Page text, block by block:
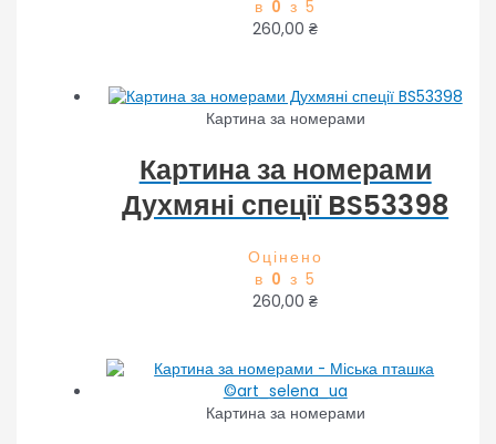
в 0 з 5
260,00₴
Картина за номерами
Картина за номерами
Духмяні спеції BS53398
Оцінено
в 0 з 5
260,00₴
Картина за номерами